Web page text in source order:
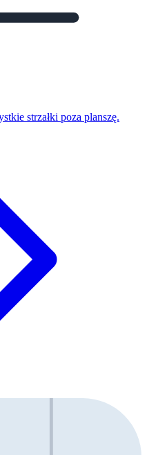
strzałki poza planszę.